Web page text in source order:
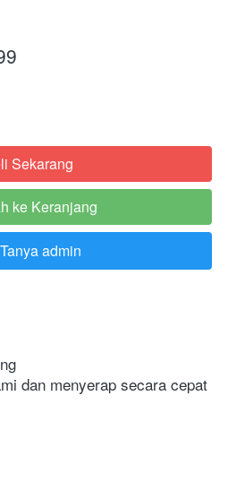
Sekarang
ke Keranjang
Tanya admin
dan menyerap secara cepat